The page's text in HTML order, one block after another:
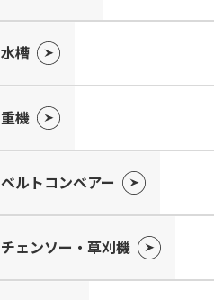
水槽
重機
ベルトコンベアー
チェンソー・草刈機